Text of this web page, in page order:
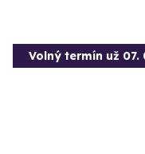
Volný termín už 07.